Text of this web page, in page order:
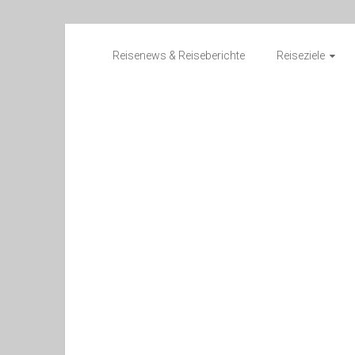
Reisenews & Reiseberichte Reiseziele